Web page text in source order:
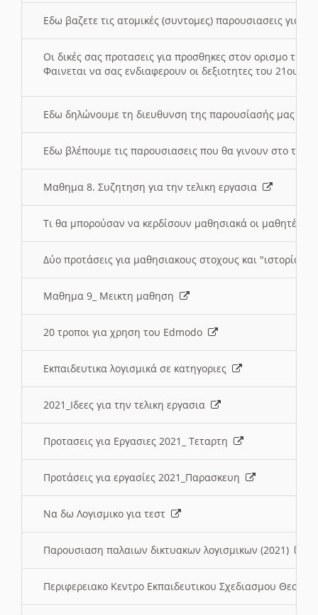
Εδω βαζετε τις ατομικές (συντομες) παρουσιασεις για
Οι δικές σας προτασεις για προσθηκες στον ορισμο
Φαινεται να σας ενδιαφερουν οι δεξιοτητες του 21ου
Εδω δηλώνουμε τη διευθυνση της παρουσίασής μας
Εδω βλέπουμε τις παρουσιασεις που θα γινουν στο
Μαθημα 8. Συζητηση για την τελικη εργασια
Τι θα μπορούσαν να κερδίσουν μαθησιακά οι μαθητές/
Δύο προτάσεις για μαθησιακους στοχους και "ιστορία"
Μαθημα 9_ Μεικτη μαθηση
20 τροποι για χρηση του Edmodo
Εκπαιδευτικα λογισμικά σε κατηγοριες
2021_Ιδεες για την τελικη εργασια
Προτασεις για Εργασιες 2021_ Τεταρτη
Προτάσεις για εργασίες 2021_Παρασκευη
Να δω Λογισμικο για τεστ
Παρουσιαση παλαιων δικτυακων λογισμικων (2021)
Περιφερειακο Κεντρο Εκπαιδευτικου Σχεδιασμου